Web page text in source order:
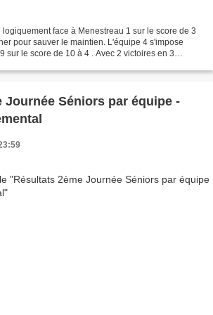
face à Menestreau 1 sur le score de 3
pour sauver le maintien. L'équipe 4 s'impose
sur le score de 10 à 4 . Avec 2 victoires en 3
Journée Séniors par équipe -